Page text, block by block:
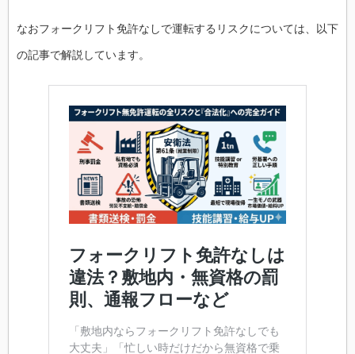
なおフォークリフト免許なしで運転するリスクについては、以下
の記事で解説しています。